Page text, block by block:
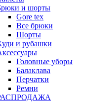
и шорты
Gore tex
Все брюки
Шорты
и рубашки
Головные уборы
Балаклава
Перчатки
Ремни